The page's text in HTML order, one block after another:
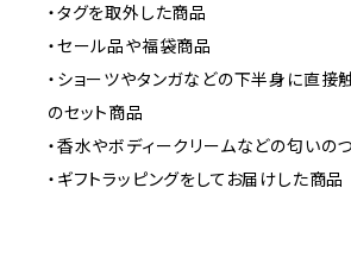
・タグを取外した商品
・セール品や福袋商品
・ショーツやタンガなどの下半身に直接
のセット商品
・香水やボディークリームなどの匂いの
・ギフトラッピングをしてお届けした商品